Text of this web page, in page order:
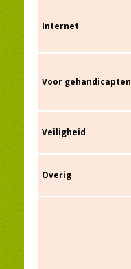
Internet
Voor gehandicapten
Veiligheid
Overig